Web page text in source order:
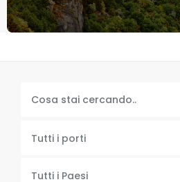
Tutti i porti
Tutti i Paesi